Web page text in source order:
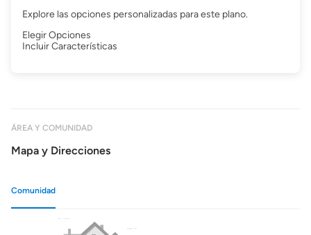
Explore las opciones personalizadas para este plano.
Elegir Opciones
Incluir Características
ÁREA Y COMUNIDAD
Mapa y Direcciones
Comunidad